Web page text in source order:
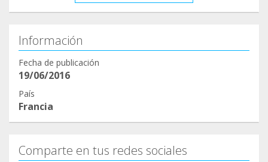
Información
Fecha de publicación
19/06/2016
País
Francia
Comparte en tus redes sociales